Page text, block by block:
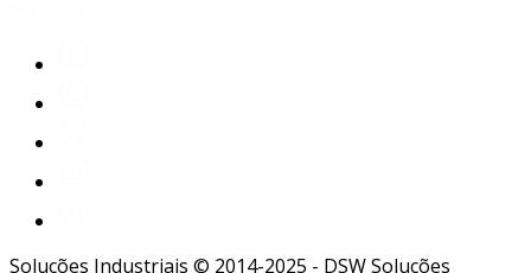
Soluções Industriais © 2014-2025 - DSW Soluções